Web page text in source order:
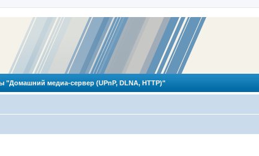
"Домашний медиа-сервер (UPnP, DLNA, HTTP)"